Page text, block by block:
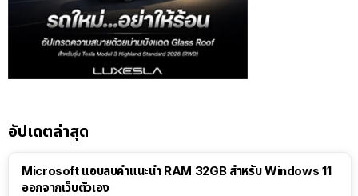
อัปเดตล่าสุด
Microsoft แอบลบคำแนะนำ RAM 32GB สำหรับ Windows 11
ออกจากเว็บตัวเอง